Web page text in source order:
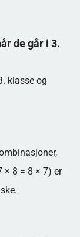
de går i 3.
klasse og
× 8 = 8 × 7) er